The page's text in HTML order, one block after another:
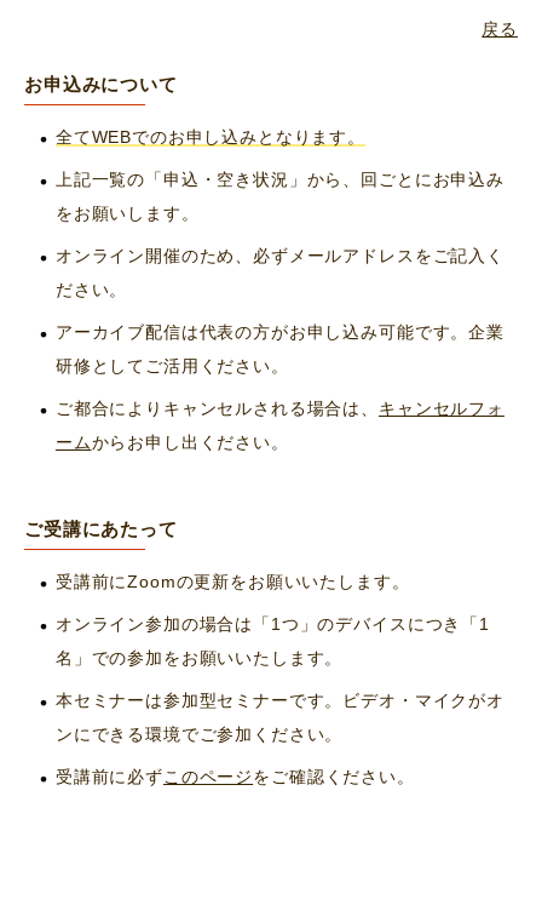
戻る
お申込みについて
全てWEBでのお申し込みとなります。
上記一覧の「申込・空き状況」から、回ごとにお申込み
をお願いします。
オンライン開催のため、必ずメールアドレスをご記入く
ださい。
アーカイブ配信は代表の方がお申し込み可能です。企業
研修としてご活用ください。
ご都合によりキャンセルされる場合は、 キャンセルフォ
ームからお申し出ください。
ご受講にあたって
受講前にZoomの更新をお願いいたします。
オンライン参加の場合は「1つ」のデバイスにつき「1
名」での参加をお願いいたします。
本セミナーは参加型セミナーです。ビデオ・マイクがオ
ンにできる環境でご参加ください。
受講前に必ずこのページをご確認ください。